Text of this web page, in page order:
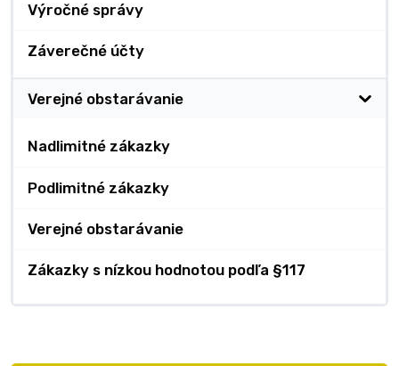
Výročné správy
Záverečné účty
Verejné obstarávanie
Nadlimitné zákazky
Podlimitné zákazky
Verejné obstarávanie
Zákazky s nízkou hodnotou podľa §117